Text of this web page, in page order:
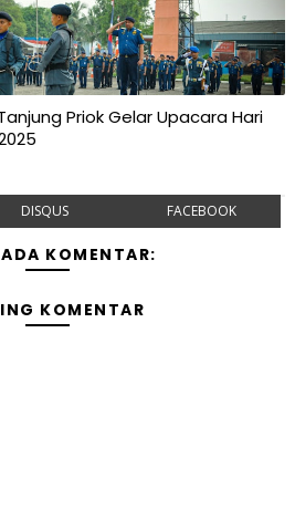
Priok Gelar Upacara Hari
DISQUS FACEBOOK
KOMENTAR:
KOMENTAR